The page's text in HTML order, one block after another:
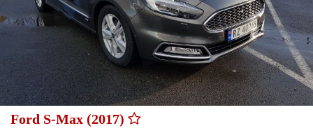
Ford S-Max (2017)